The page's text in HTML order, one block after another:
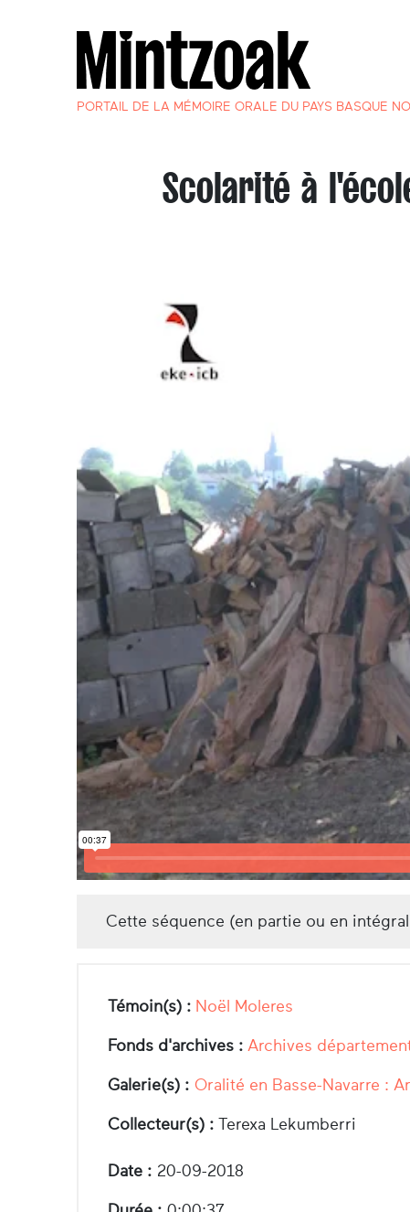
PORTAIL DE LA MÉMOIRE ORALE DU PAYS BASQUE
Scolarité à
Cette séquence (en partie ou en
Témoin(s) : Noël Moleres
Fonds d'archives : Archives
Galerie(s) : Oralité en Basse-Navarre :
Collecteur(s) : Terexa Lekumberri
Date : 20-09-2018